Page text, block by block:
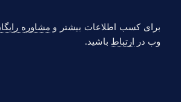
برای کسب اطلاعات بیشتر و مشاوره
وب در ارتباط باشید.